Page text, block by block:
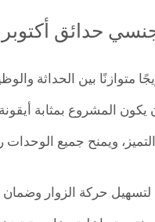
حدائق أكتوبر
بين الحداثة
يكون المشروع بمثابة
ويمنح جميع الوحدات
حركة الزوار وضمان